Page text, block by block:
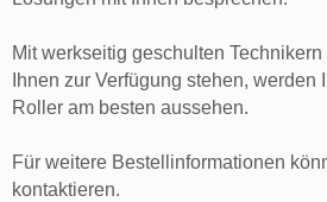
Mit werkseitig geschulten
Ihnen zur Verfügung stehen, werden
Roller am besten aussehen.
Für weitere Bestellinformationen
kontaktieren.